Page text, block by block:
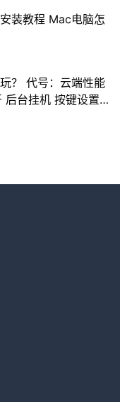
装教程 Mac电脑怎
？ 代号：云端性能
台挂机 按键设置